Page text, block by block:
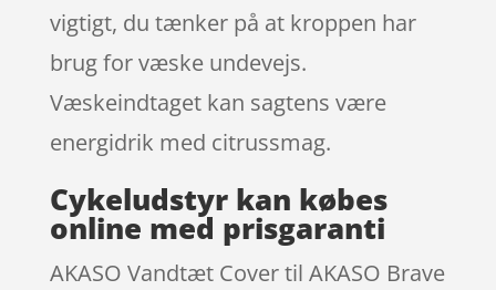
vigtigt, du tænker på at kroppen har
brug for væske undevejs.
Væskeindtaget kan sagtens være
energidrik med citrussmag.
Cykeludstyr kan købes
online med prisgaranti
AKASO Vandtæt Cover til AKASO Brave